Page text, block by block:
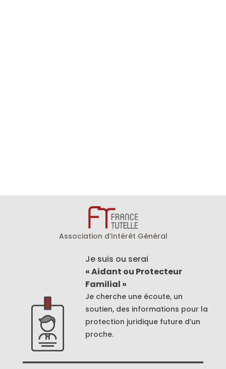
Association d’Intérêt Général
Je suis ou serai
« Aidant ou Protecteur
Familial »
Je cherche une écoute, un
soutien, des informations pour la
protection juridique future d’un
proche.